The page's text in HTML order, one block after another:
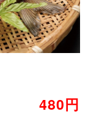
480円